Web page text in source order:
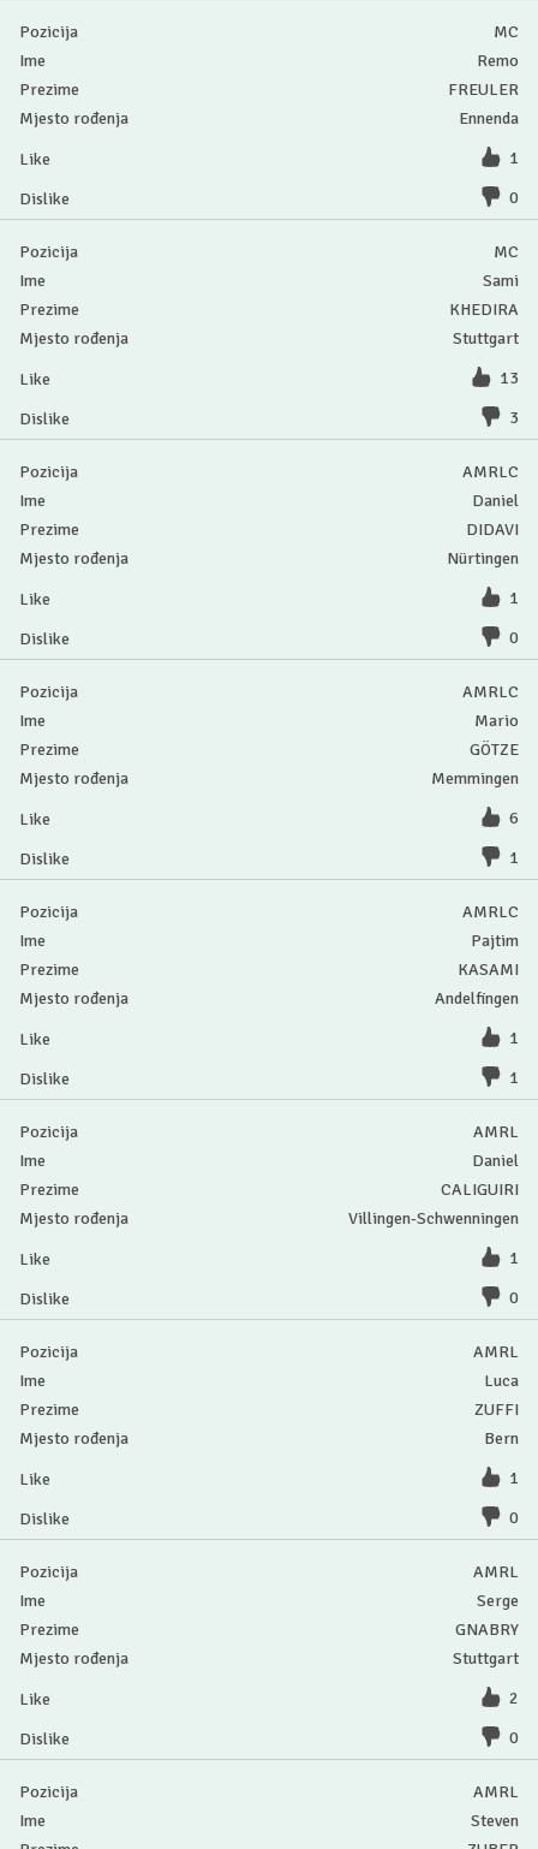
MC
Remo
FREULER
Ennenda
1
0
MC
Sami
KHEDIRA
Stuttgart
13
3
AMRLC
Daniel
DIDAVI
Nürtingen
1
0
AMRLC
Mario
GÖTZE
Memmingen
6
1
AMRLC
Pajtim
KASAMI
Andelfingen
1
1
AMRL
Daniel
CALIGUIRI
Villingen-Schwenningen
1
0
AMRL
Luca
ZUFFI
Bern
1
0
AMRL
Serge
GNABRY
Stuttgart
2
0
AMRL
Steven